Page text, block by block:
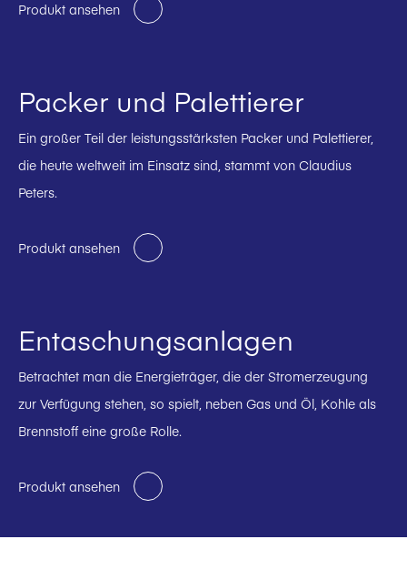
Produkt ansehen
Packer und Palettierer
Ein großer Teil der leistungsstärksten Packer und Palettierer,
die heute weltweit im Einsatz sind, stammt von Claudius
Peters.
Produkt ansehen
Entaschungsanlagen
Betrachtet man die Energieträger, die der Stromerzeugung
zur Verfügung stehen, so spielt, neben Gas und Öl, Kohle als
Brennstoff eine große Rolle.
Produkt ansehen